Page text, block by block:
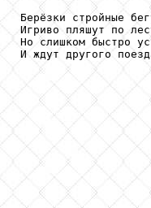
Берёзки стройные
Игриво пляшут по
Но слишком быстро
И ждут другого